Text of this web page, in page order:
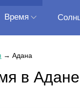
Время
→ Адана
в Адане